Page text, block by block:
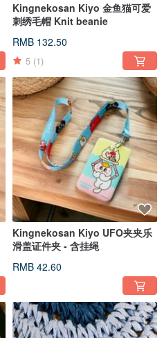
Kingnekosan Kiyo 金鱼猫可爱
刺绣毛帽 Knit beanie
RMB 132.50
5 (1)
Kingnekosan Kiyo UFO夹夹乐
滑盖证件夹 - 含挂绳
RMB 42.60